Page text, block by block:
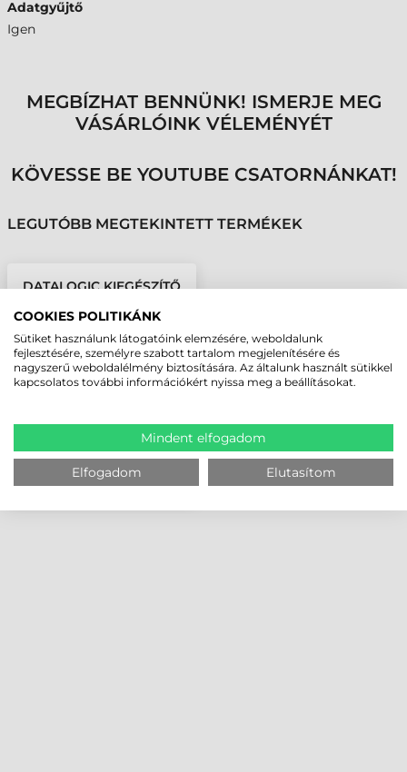
Adatgyűjtő
Igen
MEGBÍZHAT BENNÜNK! ISMERJE MEG
VÁSÁRLÓINK VÉLEMÉNYÉT
KÖVESSE BE YOUTUBE CSATORNÁNKAT!
LEGUTÓBB MEGTEKINTETT TERMÉKEK
DATALOGIC KIEGÉSZÍTŐ
AKKUMULÁTOR
RÉSZÉRE
COOKIES POLITIKÁNK
Sütiket használunk látogatóink elemzésére, weboldalunk
fejlesztésére, személyre szabott tartalom megjelenítésére és
nagyszerű weboldalélmény biztosítására. Az általunk használt sütikkel
kapcsolatos további információkért nyissa meg a beállításokat.
Mindent elfogadom
Elfogadom Elutasítom